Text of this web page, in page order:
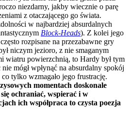
niezdarny, jakby wiecznie o parę
z otaczającego go świata.
w najbardziej absurdalnych
Block-Heads). Z kolei jego
rozpisane na przezabawne gry
niczym jezioro, z nie smaganym
wiatru powierzchnią, to Hardy był tym
mógł wpłynąć na absurdalny spokój
tylko wzmagało jego frustrację.
momentach doskonale
ochraniać, wspierać i w
ich współpraca to czysta poezja